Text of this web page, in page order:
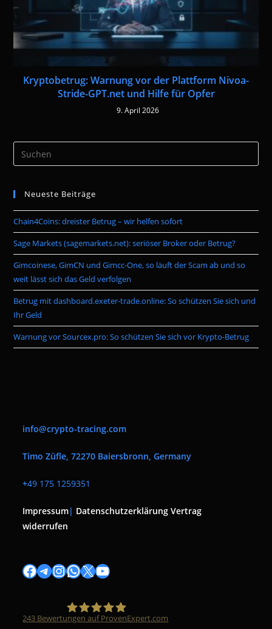
Kryptobetrug: Warnung vor der Plattform Nivoa-
Stride-GPT.net und Hilfe für Opfer
9. April 2026
the
Neueste Beiträge
Chain4Coins: dreister Betrug – wir helfen sofort
Sage Markets (sagemarkets.net): seriöser Broker oder Betrug?
Gimcoinese, GimCN und Gimcc-One, so läuft der Scam ab und so
weit lässt sich das Geld verfolgen
Betrug mit dashboard.exeter-trade.online: So schützen Sie sich und
Ihr Geld
Warnung vor Sourcex.pro: So schützen Sie sich vor Krypto-Betrug
info@crypto-tracing.com
Timo Züfle, 72270 Baiersbronn, Germany
+49 175 1259351
Impressum| Datenschutzerklärung Vertrag
widerrufen
Facebook
Telegram
Instagram
WhatsApp
X YouTube
243 Bewertungen auf ProvenExpert.com